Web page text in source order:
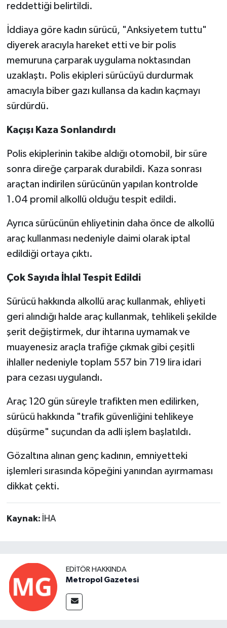
reddettiği belirtildi.
İddiaya göre kadın sürücü, "Anksiyetem tuttu"
diyerek aracıyla hareket etti ve bir polis
memuruna çarparak uygulama noktasından
uzaklaştı. Polis ekipleri sürücüyü durdurmak
amacıyla biber gazı kullansa da kadın kaçmayı
sürdürdü.
Kaçışı Kaza Sonlandırdı
Polis ekiplerinin takibe aldığı otomobil, bir süre
sonra direğe çarparak durabildi. Kaza sonrası
araçtan indirilen sürücünün yapılan kontrolde
1.04 promil alkollü olduğu tespit edildi.
Ayrıca sürücünün ehliyetinin daha önce de alkollü
araç kullanması nedeniyle daimi olarak iptal
edildiği ortaya çıktı.
Çok Sayıda İhlal Tespit Edildi
Sürücü hakkında alkollü araç kullanmak, ehliyeti
geri alındığı halde araç kullanmak, tehlikeli şekilde
şerit değiştirmek, dur ihtarına uymamak ve
muayenesiz araçla trafiğe çıkmak gibi çeşitli
ihlaller nedeniyle toplam 557 bin 719 lira idari
para cezası uygulandı.
Araç 120 gün süreyle trafikten men edilirken,
sürücü hakkında "trafik güvenliğini tehlikeye
düşürme" suçundan da adli işlem başlatıldı.
Gözaltına alınan genç kadının, emniyetteki
işlemleri sırasında köpeğini yanından ayırmaması
dikkat çekti.
Kaynak: İHA
EDITÖR HAKKINDA
Metropol Gazetesi